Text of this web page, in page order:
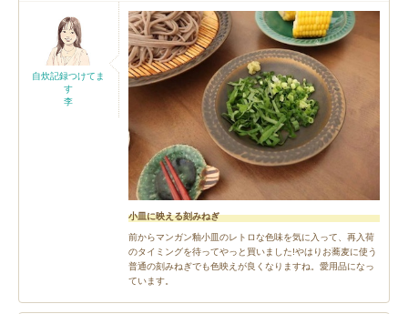
自炊記録つけてま
す
李
小皿に映える刻みねぎ
前からマンガン釉小皿のレトロな色味を気に入って、再入荷
のタイミングを待ってやっと買いました!やはりお蕎麦に使う
普通の刻みねぎでも色映えが良くなりますね。愛用品になっ
ています。